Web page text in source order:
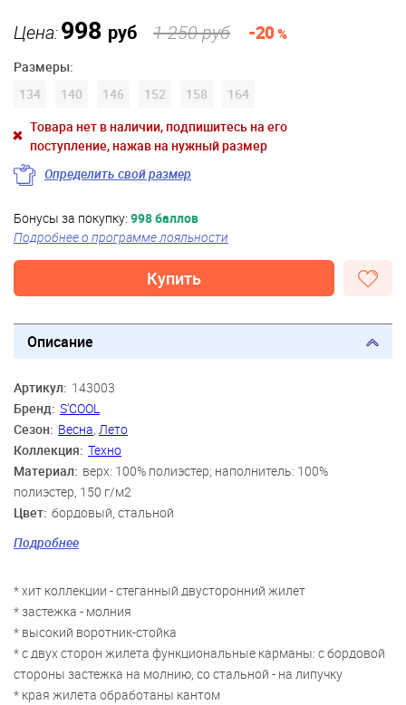
Цена:998 руб 1 250 руб -20%
Размеры:
134
140 146 152 158
164
Товара нет в наличии, подпишитесь на его
поступление, нажав на нужный размер
Определить свой размер
Бонусы за покупку: 998 баллов
Подробнее о программе лояльности
Купить
Описание
Артикул: 143003
Бренд: S'COOL
Сезон: Весна, Лето
Коллекция: Техно
Материал: верх: 100% полиэстер; наполнитель: 100%
полиэстер, 150 г/м2
Цвет: бордовый, стальной
Скидка:
Пол: Мальчики
Подробнее
* хит коллекции - стеганный двусторонний жилет
* застежка - молния
* высокий воротник-стойка
* с двух сторон жилета функциональные карманы: с бордовой
стороны застежка на молнию, со стальной - на липучку
* края жилета обработаны кантом